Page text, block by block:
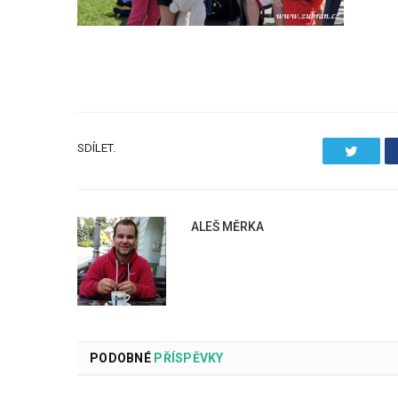
SDÍLET.
ALEŠ MĚRKA
PODOBNÉPŘÍSPĚVKY